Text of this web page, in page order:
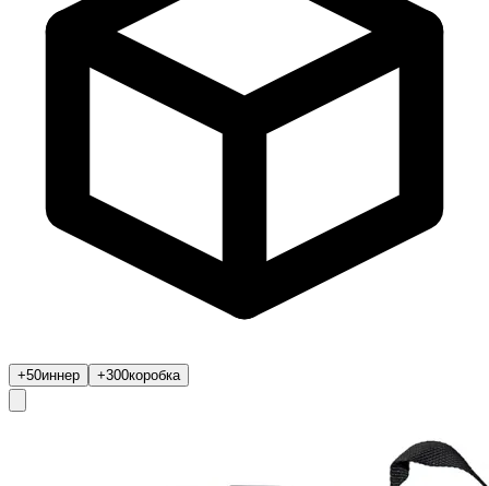
+50иннер +300коробка